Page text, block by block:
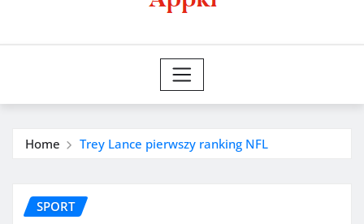
Home Trey Lance pierwszy ranking NFL
SPORT